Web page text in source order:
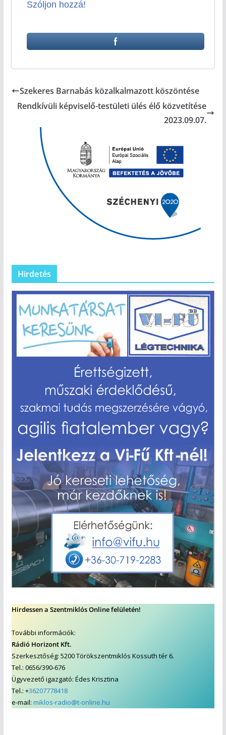
Szóljon hozzá!
Szekeres Barnabás közalkalmazott köszöntése
Rendkívüli képviselő-testületi ülés élő közvetítése
2023.09.07.
Hirdetés
Hirdessen a Szentmiklós Online felületén!
További információk:
Rádió Horizont Kft.
Szerkesztőség: 5200 Törökszentmiklós Kossuth tér 6.
Tel.: 0656/390-676
Ügyvezető igazgató: Édes Krisztina
Tel.: +36207778418
e-mail: miklos-radio@t-online.hu